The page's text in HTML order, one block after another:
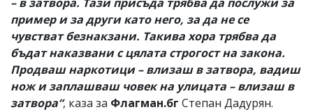
пример и за други като него, за да не се
чувстват безнакзани. Такива хора трябва да
бъдат наказвани с цялата строгост на закона.
Продваш наркотици – влизаш в затвора, вадиш
нож и заплашваш човек на улицата – влизаш в
затвора“, каза за Флагман.бг Степан Дадурян.